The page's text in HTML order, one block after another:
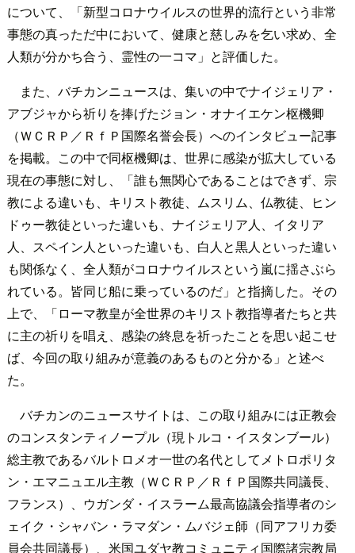
について、「新型コロナウイルスの世界的流行という非常
事態の真っただ中において、健康と慈しみを乞い求め、全
人類が分かち合う、霊性の一コマ」と評価した。
また、バチカンニュースは、集いの中でナイジェリア・
アブジャから祈りを捧げたジョン・オナイエケン枢機卿
（ＷＣＲＰ／ＲｆＰ国際名誉会長）へのインタビュー記事
を掲載。この中で同枢機卿は、世界に感染が拡大している
現在の事態に対し、「誰も無関心であることはできず、宗
教による違いも、キリスト教徒、ムスリム、仏教徒、ヒン
ドゥー教徒といった違いも、ナイジェリア人、イタリア
人、スペイン人といった違いも、白人と黒人といった違い
も関係なく、全人類がコロナウイルスという嵐に揺さぶら
れている。皆同じ船に乗っているのだ」と指摘した。その
上で、「ローマ教皇が全世界のキリスト教指導者たちと共
に主の祈りを唱え、感染の終息を祈ったことを思い起こせ
ば、今回の取り組みが意義のあるものと分かる」と述べ
た。
バチカンのニュースサイトは、この取り組みには正教会
のコンスタンティノープル（現トルコ・イスタンブール）
総主教であるバルトロメオ一世の名代としてメトロポリタ
ン・エマニュエル主教（ＷＣＲＰ／ＲｆＰ国際共同議長、
フランス）、ウガンダ・イスラーム最高協議会指導者のシ
ェイク・シャバン・ラマダン・ムバジェ師（同アフリカ委
員会共同議長）、米国ユダヤ教コミュニティ国際諸宗教局